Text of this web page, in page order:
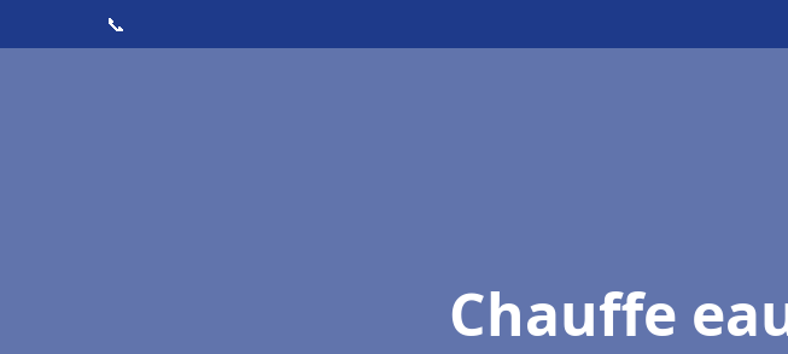
📞
Chauffe